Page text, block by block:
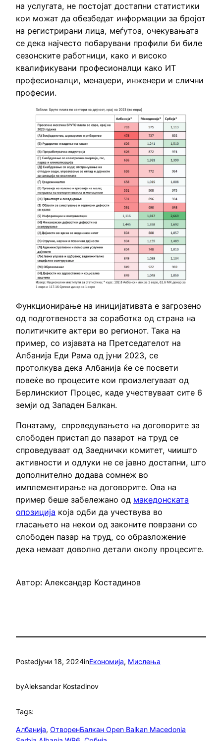
на услугата, не постојат достапни статистики
кои можат да обезбедат информации за бројот
на регистрирани лица, меѓутоа, очекувањата
се дека најчесто побарувани профили би биле
сезонските работници, како и високо
квалификувани професионалци како ИТ
професионалци, менаџери, инженери и слични
професии.
Функционирање на иницијативата е загрозено
од подготвеноста за соработка од страна на
политичките актери во регионот. Така на
пример, со изјавата на Претседателот на
Албанија Еди Рама од јуни 2023, се
протолкува дека Албанија ќе се посвети
повеќе во процесите кои произлегуваат од
Берлинскиот Процес, каде учествуваат сите 6
земји од Западен Балкан.
Понатаму, спроведувањето на договорите за
слободен пристап до пазарот на труд се
спроведуваат од Заеднички комитет, чиишто
активности и одлуки не се јавно достапни, што
дополнително додава сомнеж во
имплементирање на договорите. Ова на
пример беше забележано од македонската
опозиција која одби да учествува во
гласањето на некои од законите поврзани со
слободен пазар на труд, со образложение
дека немаат доволно детали околу процесите.
Автор: Александар Костадинов
Postedјуни 18, 2024inEкономија, Мислења
byAleksandar Kostadinov
Tags:
Албанија, ОтворенБалкан Open Balkan Macedonia